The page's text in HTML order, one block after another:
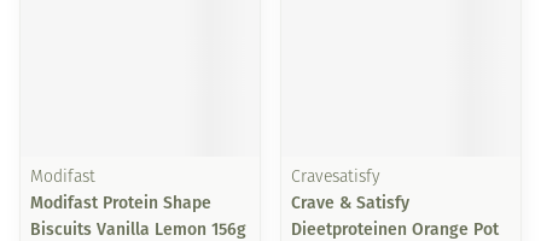
Modifast
Modifast Protein Shape
Biscuits Vanilla Lemon 156g
Cravesatisfy
Crave & Satisfy
Dieetproteinen Orange Pot